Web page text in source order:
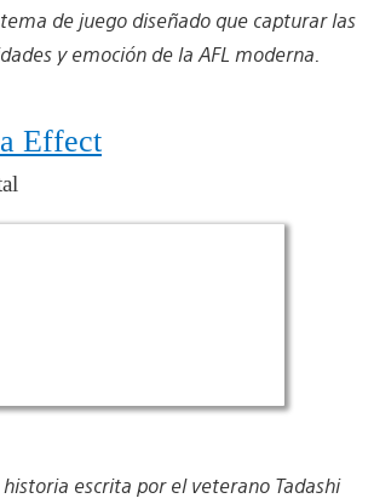
de juego diseñado que capturar las
y emoción de la AFL moderna.
Effect
escrita por el veterano Tadashi